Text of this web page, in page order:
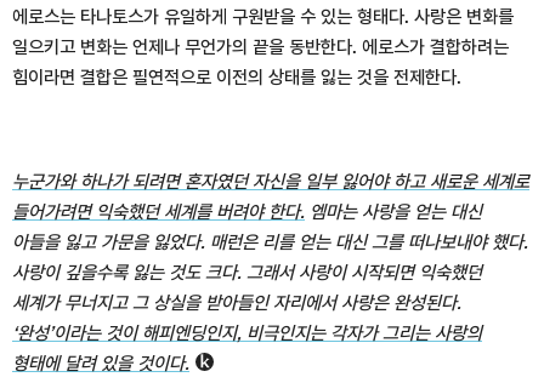
에로스는 타나토스가 유일하게 구원받을 수 있는 형태다. 사랑은 변화를
일으키고 변화는 언제나 무언가의 끝을 동반한다. 에로스가 결합하려는
힘이라면 결합은 필연적으로 이전의 상태를 잃는 것을 전제한다.
누군가와 하나가 되려면 혼자였던 자신을 일부 잃어야 하고 새로운 세계로
들어가려면 익숙했던 세계를 버려야 한다. 엠마는 사랑을 얻는 대신
아들을 잃고 가문을 잃었다. 매런은 리를 얻는 대신 그를 떠나보내야 했다.
사랑이 깊을수록 잃는 것도 크다. 그래서 사랑이 시작되면 익숙했던
세계가 무너지고 그 상실을 받아들인 자리에서 사랑은 완성된다.
‘완성’이라는 것이 해피엔딩인지, 비극인지는 각자가 그리는 사랑의
형태에 달려 있을 것이다.